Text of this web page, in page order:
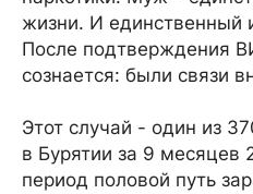
жизни. И единственный
После подтверждения
сознается: были связи
Этот случай - один из
в Бурятии за 9 месяцев
период половой путь